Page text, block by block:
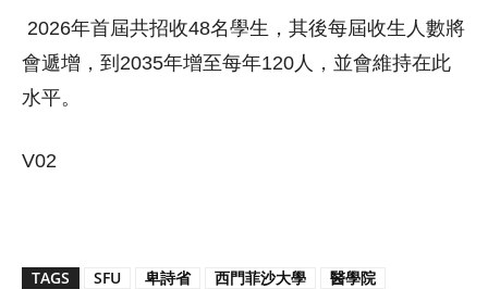
2026年首屆共招收48名學生，其後每屆收生人數將
會遞增，到2035年增至每年120人，並會維持在此
水平。
V02
TAGS SFU 卑詩省 西門菲沙大學 醫學院